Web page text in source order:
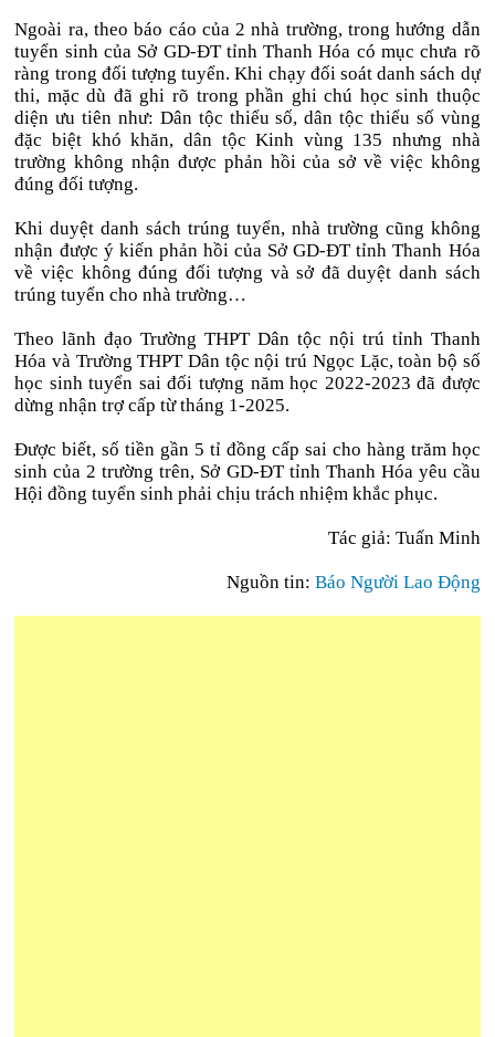
Ngoài ra, theo báo cáo của 2 nhà trường, trong hướng dẫn
tuyển sinh của Sở GD-ĐT tỉnh Thanh Hóa có mục chưa rõ
ràng trong đối tượng tuyển. Khi chạy đối soát danh sách dự
thi, mặc dù đã ghi rõ trong phần ghi chú học sinh thuộc
diện ưu tiên như: Dân tộc thiểu số, dân tộc thiểu số vùng
đặc biệt khó khăn, dân tộc Kinh vùng 135 nhưng nhà
trường không nhận được phản hồi của sở về việc không
đúng đối tượng.
Khi duyệt danh sách trúng tuyển, nhà trường cũng không
nhận được ý kiến phản hồi của Sở GD-ĐT tỉnh Thanh Hóa
về việc không đúng đối tượng và sở đã duyệt danh sách
trúng tuyển cho nhà trường…
Theo lãnh đạo Trường THPT Dân tộc nội trú tỉnh Thanh
Hóa và Trường THPT Dân tộc nội trú Ngọc Lặc, toàn bộ số
học sinh tuyển sai đối tượng năm học 2022-2023 đã được
dừng nhận trợ cấp từ tháng 1-2025.
Được biết, số tiền gần 5 tỉ đồng cấp sai cho hàng trăm học
sinh của 2 trường trên, Sở GD-ĐT tỉnh Thanh Hóa yêu cầu
Hội đồng tuyển sinh phải chịu trách nhiệm khắc phục.
Tác giả: Tuấn Minh
Nguồn tin: Báo Người Lao Động